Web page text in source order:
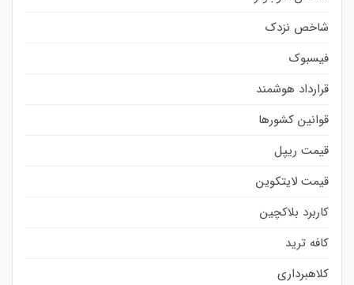
شاخص نزدک
فیسبوک
قرارداد هوشمند
قوانین کشورها
قیمت ریپل
قیمت لایتکوین
کاربرد بلاکچین
کافه ترید
کلاهبرداری